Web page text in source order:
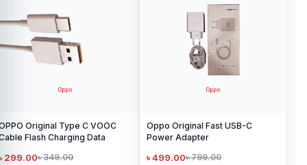
Original Type C VOOC
Flash Charging Data
299.00৳ 349.00
Oppo Original Fast USB-C
Power Adapter
৳ 499.00৳ 799.00